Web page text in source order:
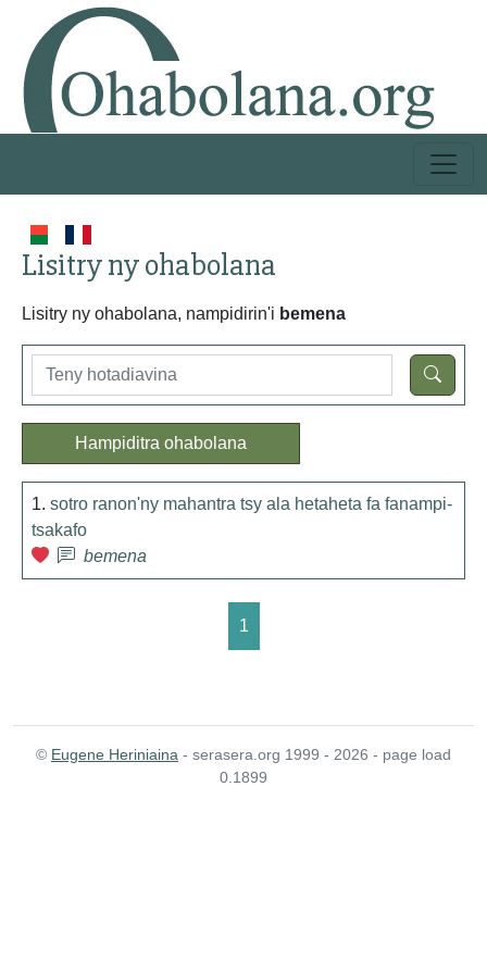
Lisitry ny ohabolana
Lisitry ny ohabolana, nampidirin'i bemena
Hampiditra ohabolana
1. sotro ranon'ny mahantra tsy ala hetaheta fa fanampi-
tsakafo
bemena
1
© Eugene Heriniaina - serasera.org 1999 - 2026 - page load
0.1899